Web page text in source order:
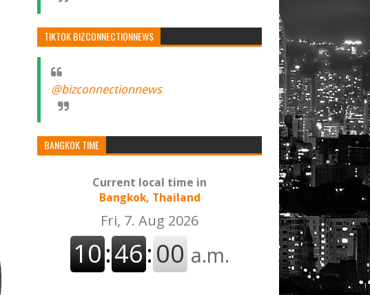
TIKTOK BIZCONNECTIONNEWS
@bizconnectionnews
BANGKOK TIME
Current local time in
Bangkok, Thailand